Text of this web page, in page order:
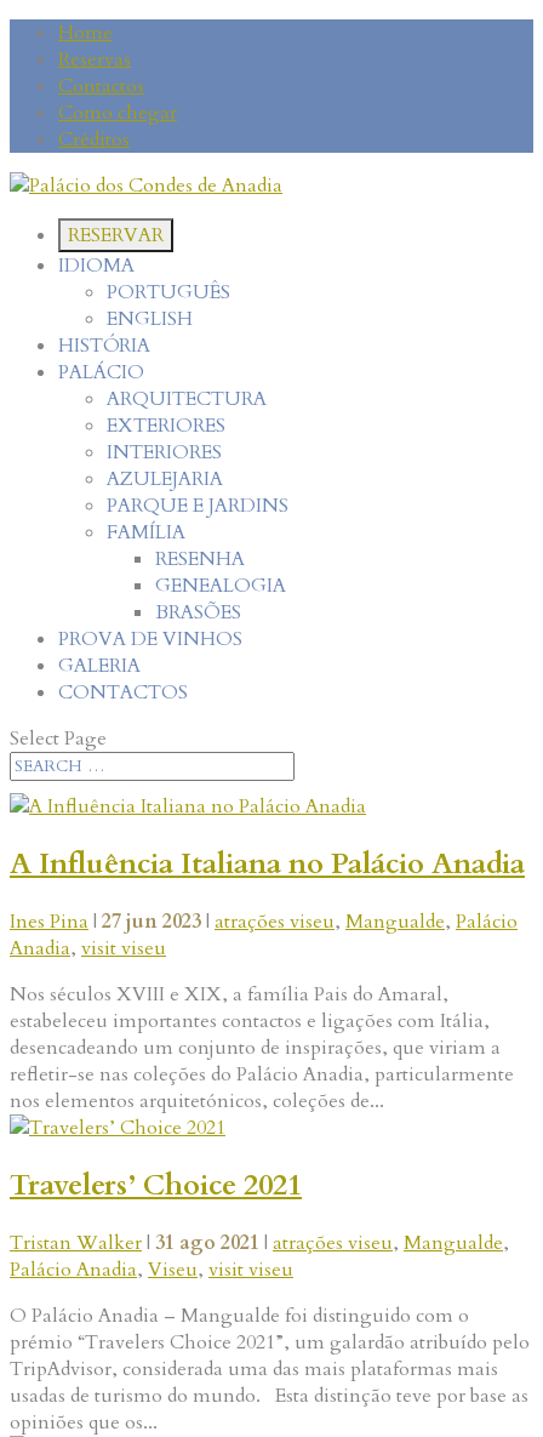
Home
Reservas
Contactos
Como chegar
Créditos
RESERVAR
IDIOMA
PORTUGUÊS
ENGLISH
HISTÓRIA
PALÁCIO
ARQUITECTURA
EXTERIORES
INTERIORES
AZULEJARIA
PARQUE E JARDINS
FAMÍLIA
RESENHA
GENEALOGIA
BRASÕES
PROVA DE VINHOS
GALERIA
CONTACTOS
Select Page
A Influência Italiana no Palácio Anadia
Ines Pina | 27 jun 2023| atrações viseu, Mangualde, Palácio
Anadia, visit viseu
Nos séculos XVIII e XIX, a família Pais do Amaral,
estabeleceu importantes contactos e ligações com Itália,
desencadeando um conjunto de inspirações, que viriam a
refletir-se nas coleções do Palácio Anadia, particularmente
nos elementos arquitetónicos, coleções de...
Travelers’ Choice 2021
Tristan Walker| 31 ago 2021 | atrações viseu, Mangualde,
Palácio Anadia, Viseu, visit viseu
O Palácio Anadia – Mangualde foi distinguido com o
prémio “Travelers Choice 2021”, um galardão atribuído pelo
TripAdvisor, considerada uma das mais plataformas mais
usadas de turismo do mundo. Esta distinção teve por base as
opiniões que os...